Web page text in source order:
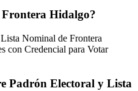
Frontera Hidalgo?
Nominal de Frontera
con Credencial para Votar
Padrón Electoral y Lista